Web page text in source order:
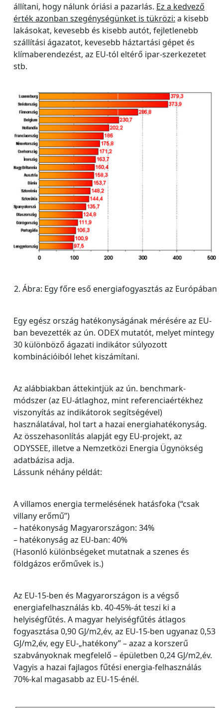
állítani, hogy nálunk óriási a pazarlás. Ez a kedvező
érték azonban szegénységünket is tükrözi: a kisebb
lakásokat, kevesebb és kisebb autót, fejletlenebb
szállítási ágazatot, kevesebb háztartási gépet és
klímaberendezést, az EU-tól eltérő ipar-szerkezetet
stb.
2. Ábra: Egy főre eső energiafogyasztás az Európában
Egy egész ország hatékonyságának mérésére az EU-
ban bevezették az ún. ODEX mutatót, melyet mintegy
30 különböző ágazati indikátor súlyozott
kombinációiból lehet kiszámítani.
Az alábbiakban áttekintjük az ún. benchmark-
módszer (az EU-átlaghoz, mint referenciaértékhez
viszonyítás az indikátorok segítségével)
használatával, hol tart a hazai energiahatékonyság.
Az összehasonlítás alapját egy EU-projekt, az
ODYSSEE, illetve a Nemzetközi Energia Ügynökség
adatbázisa adja.
Lássunk néhány példát:
A villamos energia termelésének hatásfoka (“csak
villany erőmű”)
– hatékonyság Magyarországon: 34%
– hatékonyság az EU-ban: 40%
(Hasonló különbségeket mutatnak a szenes és
földgázos erőművek is.)
Az EU-15-ben és Magyarországon is a végső
energiafelhasználás kb. 40-45%-át teszi ki a
helyiségfűtés. A magyar helyiségfűtés átlagos
fogyasztása 0,90 GJ/m2,év, az EU-15-ben ugyanaz 0,53
GJ/m2,év, egy EU-„hatékony” – azaz a korszerű
szabványoknak megfelelő – épületben 0,24 GJ/m2,év.
Vagyis a hazai fajlagos fűtési energia-felhasználás
70%-kal magasabb az EU-15-énél.